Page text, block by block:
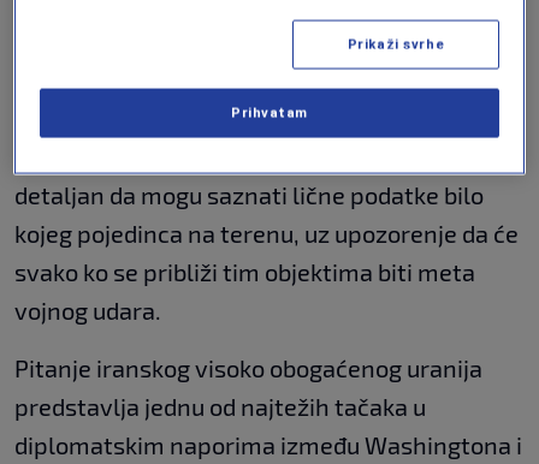
ime, adresu, broj značke… Ako se bilo ko
približi tom mjestu, znat ćemo za to i raznijet
ćemo ih", naveo je Trump u svom stilu.
detaljan da mogu saznati lične podatke bilo
kojeg pojedinca na terenu, uz upozorenje da će
svako ko se približi tim objektima biti meta
vojnog udara.
Pitanje iranskog visoko obogaćenog uranija
predstavlja jednu od najtežih tačaka u
diplomatskim naporima između Washingtona i
Prikaži svrhe
Prihvatam